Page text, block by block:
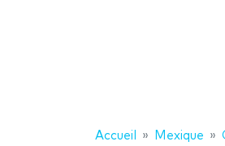
Accueil Mexique